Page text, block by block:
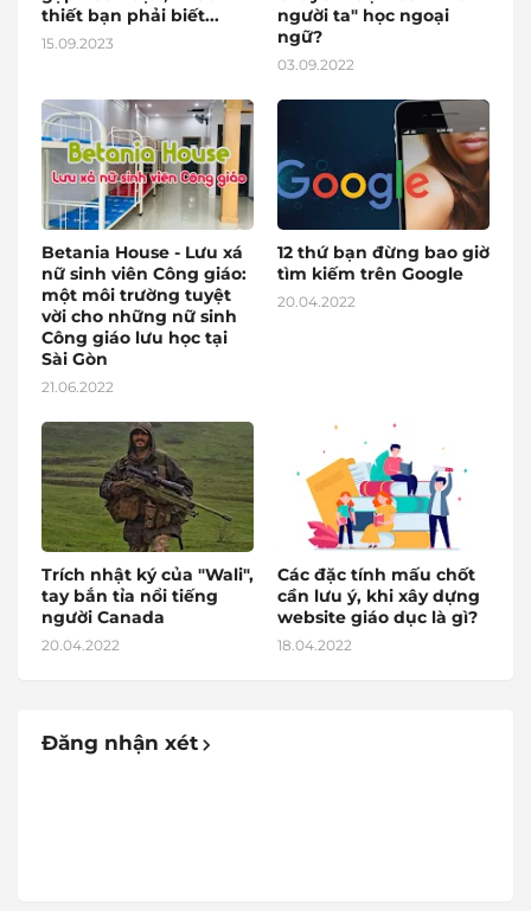
thiết bạn phải biết...
15.09.2023
người ta" học ngoại
ngữ?
03.09.2022
Betania House - Lưu xá
nữ sinh viên Công giáo:
một môi trường tuyệt
vời cho những nữ sinh
Công giáo lưu học tại
Sài Gòn
21.06.2022
12 thứ bạn đừng bao giờ
tìm kiếm trên Google
20.04.2022
Trích nhật ký của "Wali",
tay bắn tỉa nổi tiếng
người Canada
20.04.2022
Các đặc tính mấu chốt
cần lưu ý, khi xây dựng
website giáo dục là gì?
18.04.2022
Đăng nhận xét